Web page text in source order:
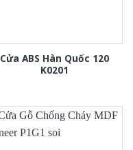
Cửa ABS Hàn Quốc 120
K0201